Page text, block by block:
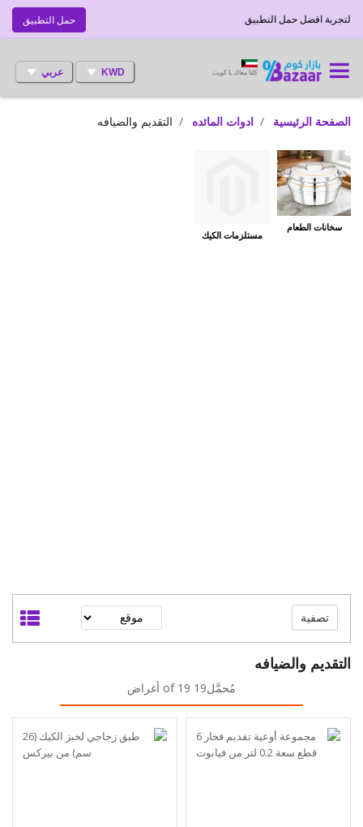
حمل التطبيق لتجربة افضل حمل التطبيق
KWD عربي كلنا معاك يا كويت
الصفحة الرئيسية ادوات المائده التقديم والضيافه
سخانات الطعام
مستلزمات الكيك
التقديم والضيافه
مُحمَّل19 of 19 أغراض
تصفية